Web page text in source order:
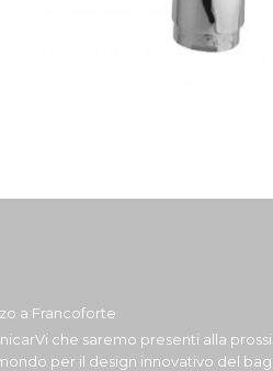
a Francoforte
che saremo presenti alla
per il design innovativo del